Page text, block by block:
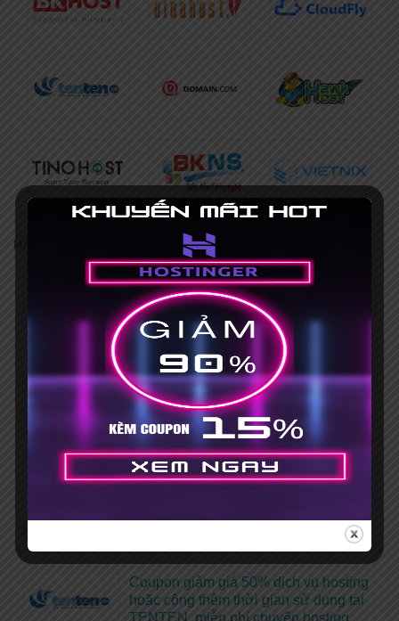
[Khuyến mãi HOT] Coupon Hostinger
giảm giá 75%+ Mã giảm giá 15%
Hết hạn 31/03/2035
Mã giảm giá iNET 30% [HOT], mua
hosting tặng tên miền
No Expires
Mã giảm giá Vietnix 15% khi đăng ký
mới + Tặng bộ theme, plugin bản
Coupon giảm giá 50% dịch vụ hosting
hoặc cộng thêm thời gian sử dụng tại